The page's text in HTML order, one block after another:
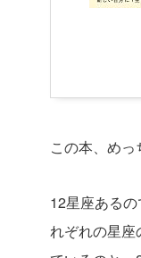
この本、めっ
12星座ある
れぞれの星座